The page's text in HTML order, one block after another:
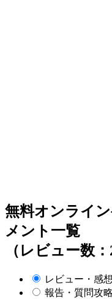
無料オンライ
メント一覧
（レビュー数：
レビュー・感
報告・質問攻